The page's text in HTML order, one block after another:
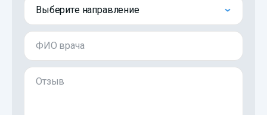
Выберите направление
ФИО врача
Отзыв